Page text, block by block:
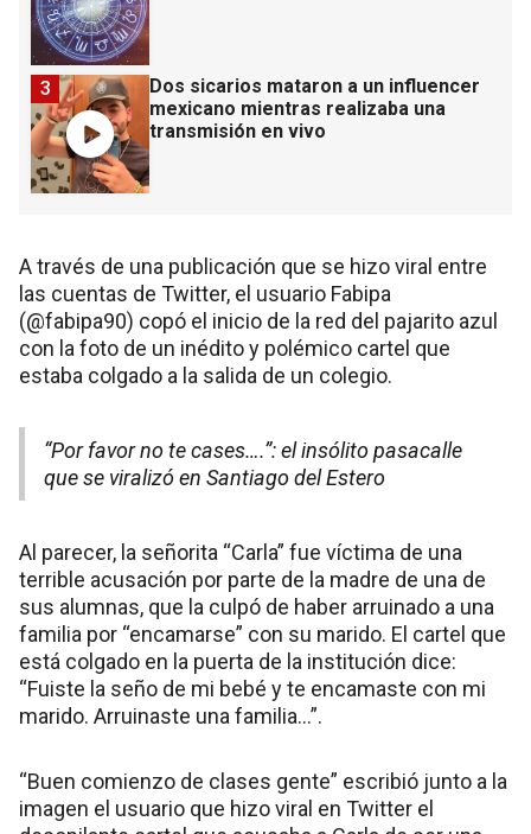
Dos sicarios mataron a un influencer
mexicano mientras realizaba una
transmisión en vivo
3
A través de una publicación que se hizo viral entre
las cuentas de Twitter, el usuario Fabipa
(@fabipa90) copó el inicio de la red del pajarito azul
con la foto de un inédito y polémico cartel que
estaba colgado a la salida de un colegio.
“Por favor no te cases….”: el insólito pasacalle
que se viralizó en Santiago del Estero
Al parecer, la señorita “Carla” fue víctima de una
terrible acusación por parte de la madre de una de
sus alumnas, que la culpó de haber arruinado a una
familia por “encamarse” con su marido. El cartel que
está colgado en la puerta de la institución dice:
“Fuiste la seño de mi bebé y te encamaste con mi
marido. Arruinaste una familia…”.
“Buen comienzo de clases gente” escribió junto a la
imagen el usuario que hizo viral en Twitter el